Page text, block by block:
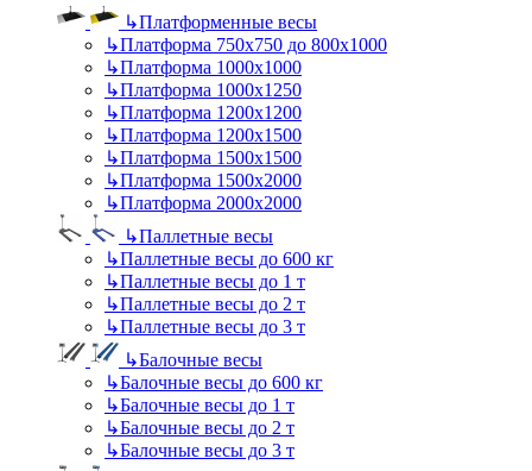
↳Платформенные весы
↳Платформа 750х750 до 800х1000
↳Платформа 1000х1000
↳Платформа 1000х1250
↳Платформа 1200х1200
↳Платформа 1200х1500
↳Платформа 1500х1500
↳Платформа 1500х2000
↳Платформа 2000х2000
↳Паллетные весы
↳Паллетные весы до 600 кг
↳Паллетные весы до 1 т
↳Паллетные весы до 2 т
↳Паллетные весы до 3 т
↳Балочные весы
↳Балочные весы до 600 кг
↳Балочные весы до 1 т
↳Балочные весы до 2 т
↳Балочные весы до 3 т